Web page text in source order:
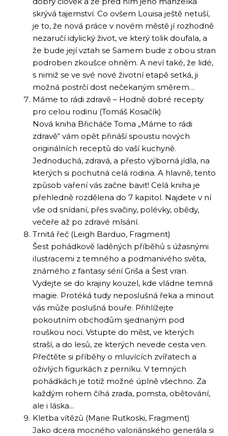
skrývá tajemství. Co ovšem Louisa ještě netuší,
je to, že nová práce v novém městě jí rozhodně
nezaručí idylický život, ve který tolik doufala, a
že bude její vztah se Samem bude z obou stran
podroben zkoušce ohněm. A neví také, že lidé,
s nimiž se ve své nové životní etapě setká, ji
možná postrčí dost nečekaným směrem…
Máme to rádi zdravě – Hodně dobré recepty
pro celou rodinu (Tomáš Kosačík)
Nová kniha Břicháče Toma „Máme to rádi
zdravě“ vám opět přináší spoustu nových
originálních receptů do vaší kuchyně.
Jednoduchá, zdravá, a přesto výborná jídla, na
kterých si pochutná celá rodina. A hlavně, tento
způsob vaření vás začne bavit! Celá kniha je
přehledně rozdělena do 7 kapitol. Najdete v ní
vše od snídaní, přes svačiny, polévky, obědy,
večeře až po zdravé mlsání.
Trnitá řeč (Leigh Barduo, Fragment)
Šest pohádkově laděných příběhů s úžasnými
ilustracemi z temného a podmanivého světa,
známého z fantasy sérií Griša a Šest vran.
Vydejte se do krajiny kouzel, kde vládne temná
magie. Protéká tudy neposlušná řeka a minout
vás může poslušná bouře. Přihlížejte
pokoutním obchodům sjednaným pod
rouškou noci. Vstupte do měst, ve kterých
straší, a do lesů, ze kterých nevede cesta ven.
Přečtěte si příběhy o mluvících zvířatech a
oživlých figurkách z perníku. V temných
pohádkách je totiž možné úplně všechno. Za
každým rohem číhá zrada, pomsta, obětování,
ale i láska...
Kletba vítězů (Marie Rutkoski, Fragment)
Jako dcera mocného valoriánského generála si